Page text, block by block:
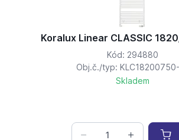
Koralux Linear CLASSIC
Kód: 294880
Obj.č./typ:
Skladem